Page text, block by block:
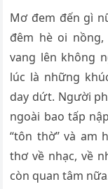
Mơ đem đến gì
đêm hè oi
vang lên không
lúc là những
day dứt. Người
ngoài bao tấp
“tôn thờ” và am
thơ về nhạc, về
còn quan tâm